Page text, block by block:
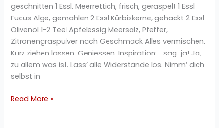
geschnitten 1 Essl. Meerrettich, frisch, geraspelt 1 Essl
Fucus Alge, gemahlen 2 Essl Kürbiskerne, gehackt 2 Essl
Olivenöl 1-2 Teel Apfelessig Meersalz, Pfeffer,
Zitronengraspulver nach Geschmack Alles vermischen.
Kurz ziehen lassen. Geniessen. Inspiration: …sag ja! Ja,
zu allem was ist. Lass’ alle Widerstände los. Nimm’ dich
selbst in
Read More »